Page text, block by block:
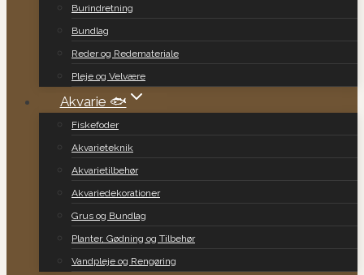
Burindretning
Bundlag
Reder og Redemateriale
Pleje og Velvære
Akvarie 🐟
Fiskefoder
Akvarieteknik
Akvarietilbehør
Akvariedekorationer
Grus og Bundlag
Planter, Gødning og Tilbehør
Vandpleje og Rengøring